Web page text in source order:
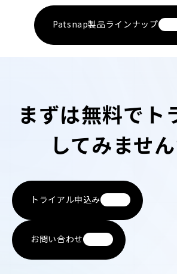
Patsnap製品ラインナップ
まずは無料でト
してみませ
トライアル申込み
お問い合わせ